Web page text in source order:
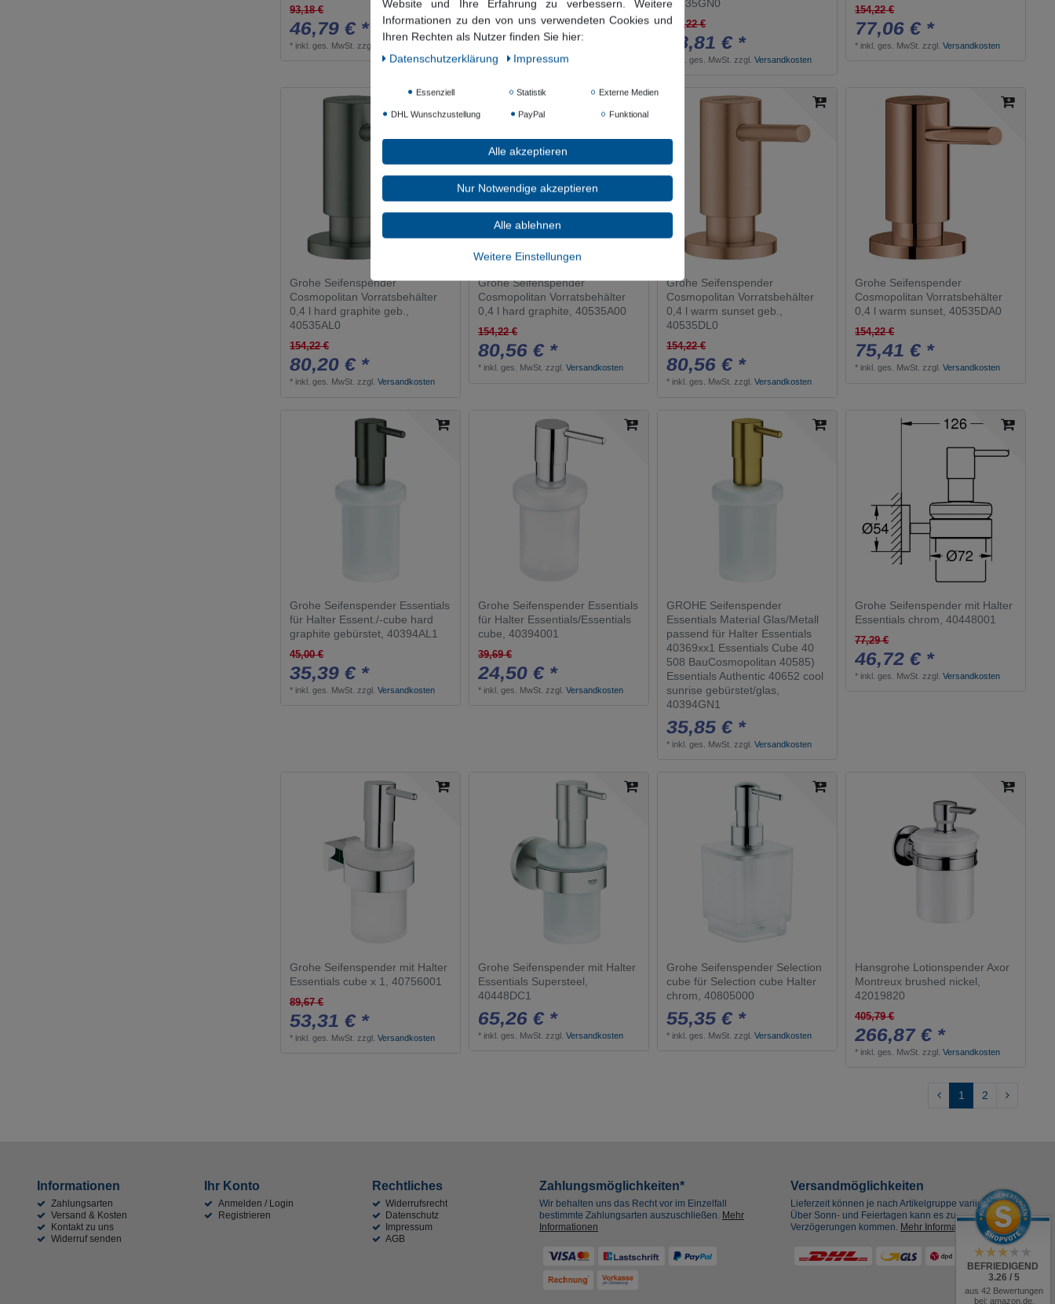
93,18 €
46,79 € *
* inkl. ges. MwSt. zzgl.
110,13 €
50,84 € *
40535GN0
154,22 €
78,81 € *
inkl. ges. MwSt. zzgl.Versandkosten
154,22 €
77,06 € *
* inkl. ges. MwSt. zzgl.Versandkosten
Grohe Seifenspender
Cosmopolitan Vorratsbehälter
0,4 l hard graphite geb.,
40535AL0
154,22 €
80,20 € *
* inkl. ges. MwSt. zzgl.Versandkosten
Grohe Seifenspender
Cosmopolitan Vorratsbehälter
0,4 l hard graphite, 40535A00
154,22 €
80,56 € *
* inkl. ges. MwSt. zzgl.Versandkosten
Grohe Seifenspender
Cosmopolitan Vorratsbehälter
0,4 l warm sunset geb.,
40535DL0
154,22 €
80,56 € *
* inkl. ges. MwSt. zzgl.Versandkosten
Grohe Seifenspender
Cosmopolitan Vorratsbehälter
0,4 l warm sunset, 40535DA0
154,22 €
75,41 € *
* inkl. ges. MwSt. zzgl.Versandkosten
Grohe Seifenspender Essentials
für Halter Essent./-cube hard
graphite gebürstet, 40394AL1
45,00 €
35,39 € *
* inkl. ges. MwSt. zzgl.Versandkosten
Grohe Seifenspender Essentials
für Halter Essentials/Essentials
cube, 40394001
39,69 €
24,50 € *
* inkl. ges. MwSt. zzgl.Versandkosten
GROHE Seifenspender
Essentials Material Glas/Metall
passend für Halter Essentials
40369xx1 Essentials Cube 40
508 BauCosmopolitan 40585)
Essentials Authentic 40652 cool
sunrise gebürstet/glas,
40394GN1
35,85 € *
* inkl. ges. MwSt. zzgl.Versandkosten
Grohe Seifenspender mit Halter
Essentials chrom, 40448001
77,29 €
46,72 € *
* inkl. ges. MwSt. zzgl.Versandkosten
Grohe Seifenspender mit Halter
Essentials cube x 1, 40756001
89,67 €
53,31 € *
* inkl. ges. MwSt. zzgl.Versandkosten
Grohe Seifenspender mit Halter
Essentials Supersteel,
40448DC1
65,26 € *
* inkl. ges. MwSt. zzgl.Versandkosten
Grohe Seifenspender Selection
cube für Selection cube Halter
chrom, 40805000
55,35 € *
* inkl. ges. MwSt. zzgl.Versandkosten
Hansgrohe Lotionspender Axor
Montreux brushed nickel,
42019820
405,79 €
266,87 € *
* inkl. ges. MwSt. zzgl.Versandkosten
1 2
Informationen
Zahlungsarten
Versand & Kosten
Kontakt zu uns
Widerruf senden
Ihr Konto
Anmelden / Login
Registrieren
Rechtliches
Widerrufsrecht
Datenschutz
Impressum
AGB
Zahlungsmöglichkeiten*
Wir behalten uns das Recht vor im Einzelfall
bestimmte Zahlungsarten auszuschließen. Mehr
Informationen
Versandmöglichkeiten
Lieferzeit können je nach Artikelgruppe variieren.
Über Sonn- und Feiertagen kann es zu
Verzögerungen kommen. Mehr Informationen
Website und Ihre Erfahrung zu verbessern. Weitere
Informationen zu den von uns verwendeten Cookies und
Ihren Rechten als Nutzer finden Sie hier:
Daten­schutz­erklärung
Impressum
Essenziell Statistik Externe Medien
DHL Wunschzustellung PayPal Funktional
Alle akzeptieren
Nur Notwendige akzeptieren
Alle ablehnen
Weitere Einstellungen
BEFRIEDIGEND
3.26 / 5
aus 42 Bewertungen
bei: amazon.de,